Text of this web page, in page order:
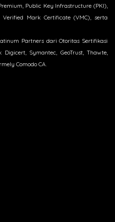
Public Key Infrastructure (PKI),
Mark Certificate (VMC), serta
Partners dari Otoritas Sertifikasi
Symantec, GeoTrust, Thawte,
Comodo CA.